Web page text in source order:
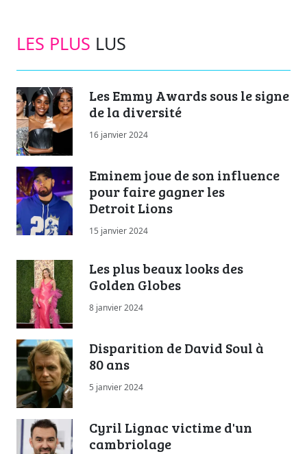
LES PLUS LUS
Les Emmy Awards sous le signe
de la diversité
16 janvier 2024
Eminem joue de son influence
pour faire gagner les
Detroit Lions
15 janvier 2024
Les plus beaux looks des
Golden Globes
8 janvier 2024
Disparition de David Soul à
80 ans
5 janvier 2024
Cyril Lignac victime d'un
cambriolage